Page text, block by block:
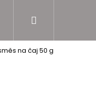
Přihlášení
na čaj 50 g